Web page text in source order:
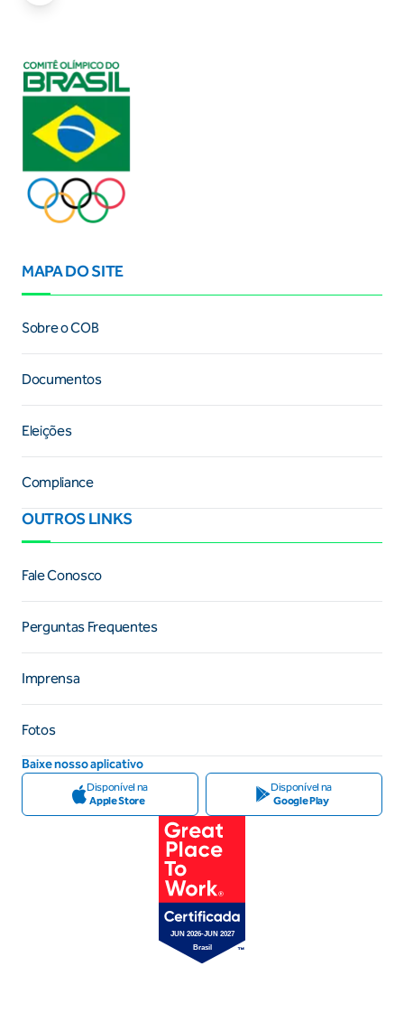
MAPA DO SITE
Sobre o COB
Documentos
Eleições
Compliance
OUTROS LINKS
Fale Conosco
Perguntas Frequentes
Imprensa
Fotos
Baixe nosso aplicativo
Disponível na
Apple Store
Disponível na
Google Play